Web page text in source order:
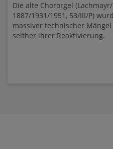
Die alte Chororgel
1887/1931/1951, 53/III/P)
massiver technischer
seither ihrer Reaktivierung.